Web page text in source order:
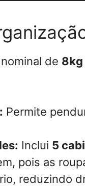
de 8kg
Permite
Inclui 5
pois as
reduzindo